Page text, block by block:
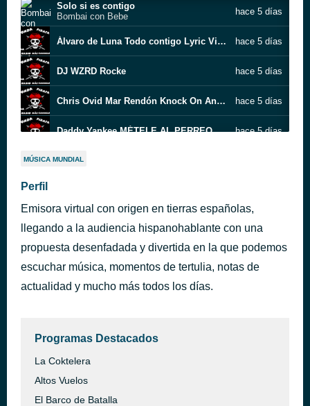
Solo si es contigo
Bombai con Bebe
hace 5 días
Álvaro de Luna Todo contigo Lyric Video Oficial Letra Completa hace 5 días
DJ WZRD Rocke hace 5 días
Chris Ovid Mar Rendón Knock On Another Door Official Lyric Video hace 5 días
Daddy Yankee MÉTELE AL PERREO LetraLyrics hace 5 días
Farruko Ft Juan Magan Como El Viento
DJ WZRD Mas Dur hace 5 días
MÚSICA MUNDIAL
Perfil
Emisora virtual con origen en tierras españolas,
llegando a la audiencia hispanohablante con una
propuesta desenfadada y divertida en la que podemos
escuchar música, momentos de tertulia, notas de
actualidad y mucho más todos los días.
Programas Destacados
La Coktelera
Altos Vuelos
El Barco de Batalla